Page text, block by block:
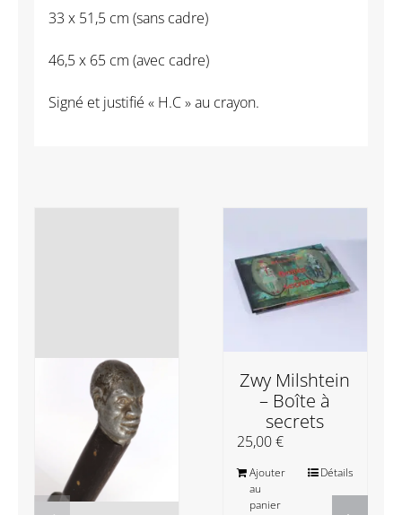
33 x 51,5 cm (sans cadre)
46,5 x 65 cm (avec cadre)
Signé et justifié « H.C » au crayon.
Zwy Milshtein
– Boîte à
secrets
25,00€
Ajouter
au
panier
Détails